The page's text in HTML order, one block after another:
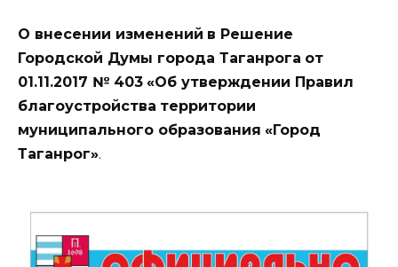
О внесении изменений в Решение
Городской Думы города Таганрога от
01.11.2017 № 403 «Об утверждении Правил
благоустройства территории
муниципального образования «Город
Таганрог».